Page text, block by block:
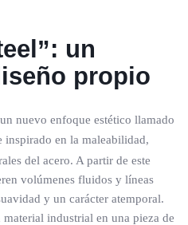
un
propio
nuevo enfoque estético llamado
inspirado en la maleabilidad,
del acero. A partir de este
volúmenes fluidos y líneas
y un carácter atemporal.
industrial en una pieza de